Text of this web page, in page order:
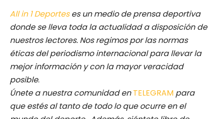
All in 1 Deporteses un medio de prensa deportiva
donde se lleva toda la actualidad a disposición de
nuestros lectores. Nos regimos por las normas
éticas del periodismo internacional para llevar la
mejor información y con la mayor veracidad
posible.
Únete a nuestra comunidad enTELEGRAM para
que estés al tanto de todo lo que ocurre en el